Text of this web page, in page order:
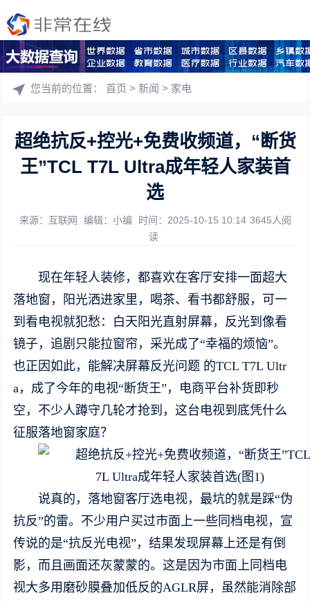
您当前的位置：首页 >新闻 > 家电
超绝抗反+控光+免费收频道，“断货
王”TCL T7L Ultra成年轻人家装首
选
来源：互联网 编辑：小编 时间：2025-10-15 10:14 3645人阅
读
现在年轻人装修，都喜欢在客厅安排一面超大
落地窗，阳光洒进家里，喝茶、看书都舒服，可一
到看电视就犯愁：白天阳光直射屏幕，反光到像看
镜子，追剧只能拉窗帘，采光成了“幸福的烦恼”。
也正因如此，能解决屏幕反光问题 的TCL T7L Ultr
a，成了今年的电视“断货王”，电商平台补货即秒
空，不少人蹲守几轮才抢到，这台电视到底凭什么
征服落地窗家庭？
说真的，落地窗客厅选电视，最坑的就是踩“伪
抗反”的雷。不少用户买过市面上一些同档电视，宣
传说的是“抗反光电视”，结果发现屏幕上还是有倒
影，而且画面还灰蒙蒙的。这是因为市面上同档电
视大多用磨砂膜叠加低反的AGLR屏，虽然能消除部